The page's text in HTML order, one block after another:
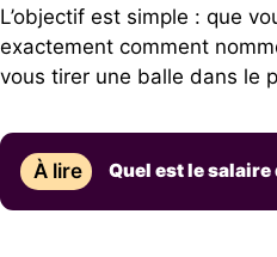
L’objectif est simple : que
exactement comment
vous tirer une balle dans le
À lire Quel est le salaire